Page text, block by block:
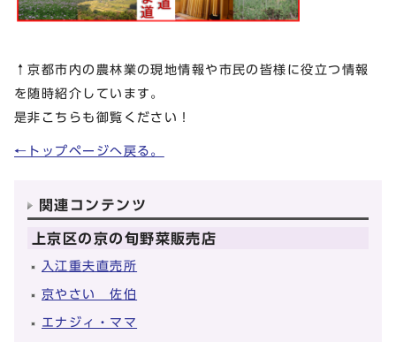
↑京都市内の農林業の現地情報や市民の皆様に役立つ情報
を随時紹介しています。
是非こちらも御覧ください！
←トップページへ戻る。
関連コンテンツ
上京区の京の旬野菜販売店
入江重夫直売所
京やさい 佐伯
エナジィ・ママ